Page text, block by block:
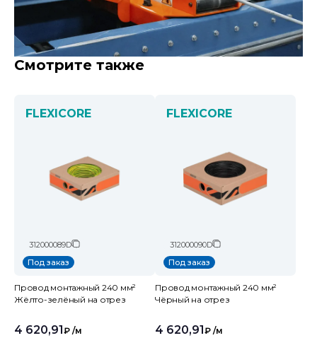
Смотрите также
FLEXICORE
312000089D
Под заказ
Провод монтажный 240 мм²
Жёлто-зелёный на отрез
4 620,91 ₽ /м
FLEXICORE
312000090D
Под заказ
Провод монтажный 240 мм²
Чёрный на отрез
4 620,91 ₽ /м